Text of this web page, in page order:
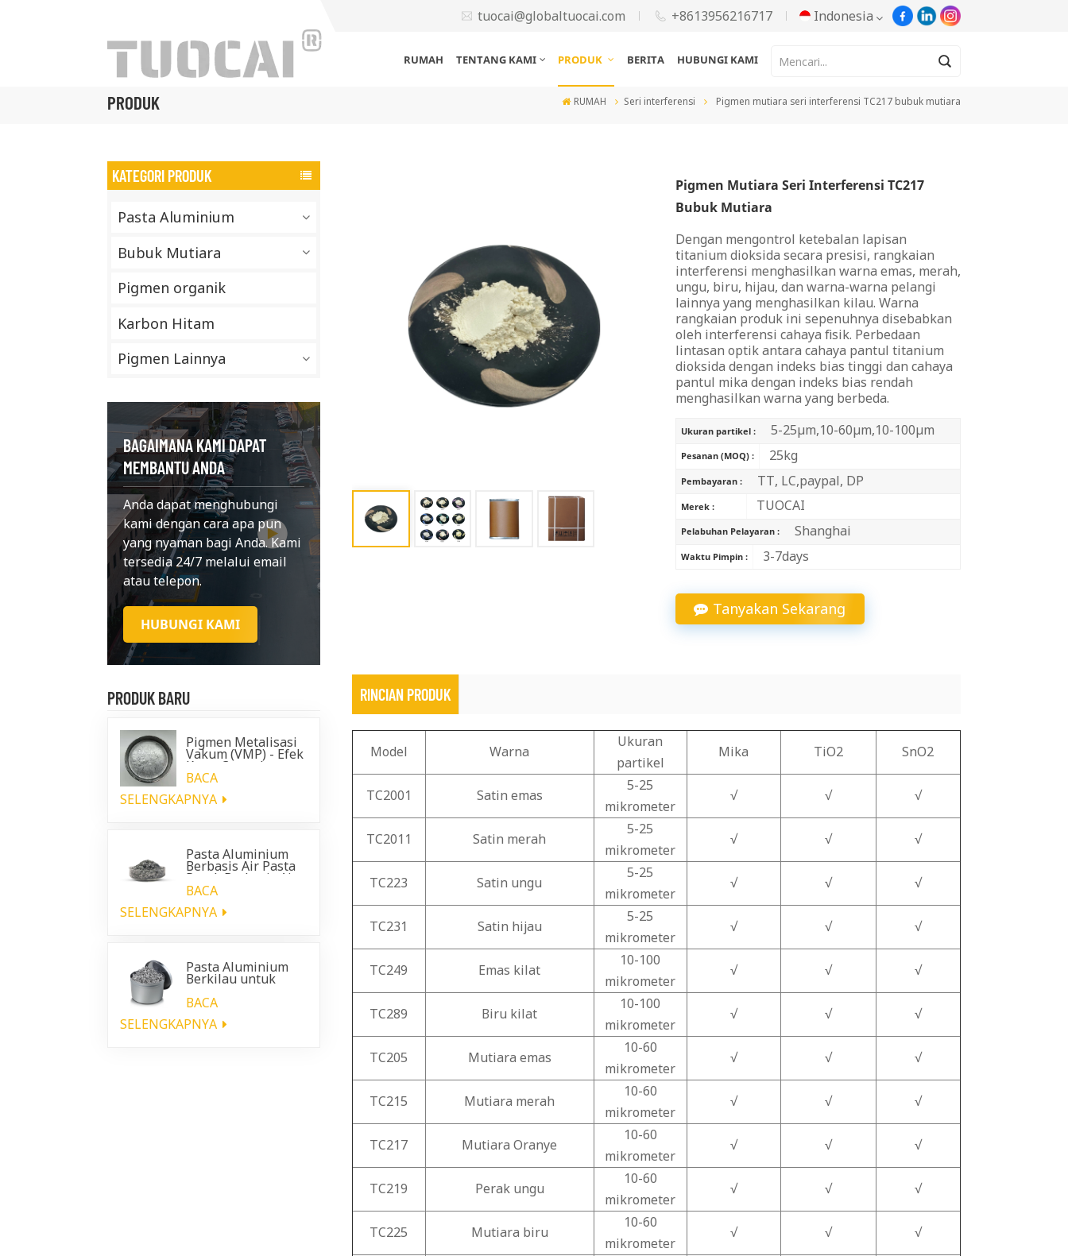
tuocai@globaltuocai.com +8613956216717 Indonesia
Português
Türkçe
Tiếng Việt
بالعربية
中文
Indonesia
RUMAH TENTANG KAMI PRODUK BERITA HUBUNGI KAMI
PRODUK RUMAH Seri interferensi Pigmen mutiara seri interferensi TC217 bubuk mutiara
KATEGORI PRODUK
Pasta Aluminium
Bubuk Mutiara
Pigmen organik
Karbon Hitam
Pigmen Lainnya
BAGAIMANA KAMI DAPAT
MEMBANTU ANDA
Anda dapat menghubungi
kami dengan cara apa pun
yang nyaman bagi Anda. Kami
tersedia 24/7 melalui email
atau telepon.
HUBUNGI KAMI
PRODUK BARU
Pigmen Metalisasi
Vakum (VMP) - Efek
Krom Cemerlang
untuk Pelapis
BACA
SELENGKAPNYA
Pasta Aluminium
Berbasis Air Pasta
Perak Berbasis Air
BACA
SELENGKAPNYA
Pasta Aluminium
Berkilau untuk
otomotif
BACA
SELENGKAPNYA
Pigmen Mutiara Seri Interferensi TC217
Bubuk Mutiara
Dengan mengontrol ketebalan lapisan
titanium dioksida secara presisi, rangkaian
interferensi menghasilkan warna emas, merah,
ungu, biru, hijau, dan warna-warna pelangi
lainnya yang menghasilkan kilau. Warna
rangkaian produk ini sepenuhnya disebabkan
oleh interferensi cahaya fisik. Perbedaan
lintasan optik antara cahaya pantul titanium
dioksida dengan indeks bias tinggi dan cahaya
pantul mika dengan indeks bias rendah
menghasilkan warna yang berbeda.
Ukuran partikel : 5-25μm,10-60μm,10-100μm
Pesanan (MOQ) : 25kg
Pembayaran : TT, LC,paypal, DP
Merek : TUOCAI
Pelabuhan Pelayaran : Shanghai
Waktu Pimpin : 3-7days
Tanyakan Sekarang
RINCIAN PRODUK
Model Warna
Ukuran
partikel
Mika TiO2 SnO2
TC2001 Satin emas
5-25
mikrometer
√ √ √
TC2011 Satin merah
5-25
mikrometer
√ √ √
TC223 Satin ungu
5-25
mikrometer
√ √ √
TC231 Satin hijau
5-25
mikrometer
√ √ √
TC249 Emas kilat
10-100
mikrometer
√ √ √
TC289 Biru kilat
10-100
mikrometer
√ √ √
TC205 Mutiara emas
10-60
mikrometer
√ √ √
TC215 Mutiara merah
10-60
mikrometer
√ √ √
TC217 Mutiara Oranye
10-60
mikrometer
√ √ √
TC219 Perak ungu
10-60
mikrometer
√ √ √
TC225 Mutiara biru
10-60
mikrometer
√ √ √